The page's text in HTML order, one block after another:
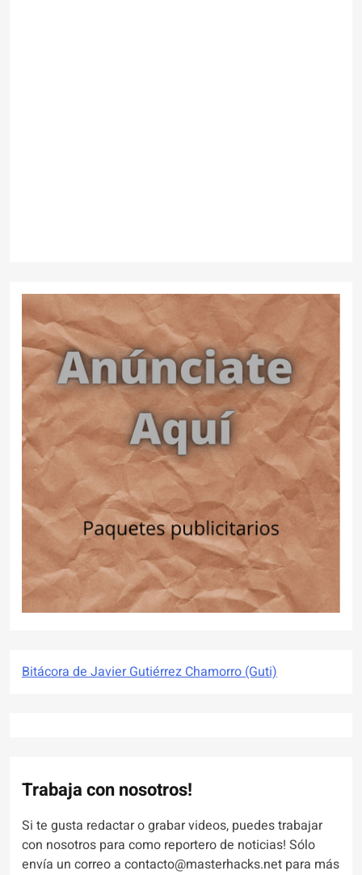
Bitácora de Javier Gutiérrez Chamorro (Guti)
Trabaja con nosotros!
Si te gusta redactar o grabar videos, puedes trabajar
con nosotros para como reportero de noticias! Sólo
envía un correo a contacto@masterhacks.net para más